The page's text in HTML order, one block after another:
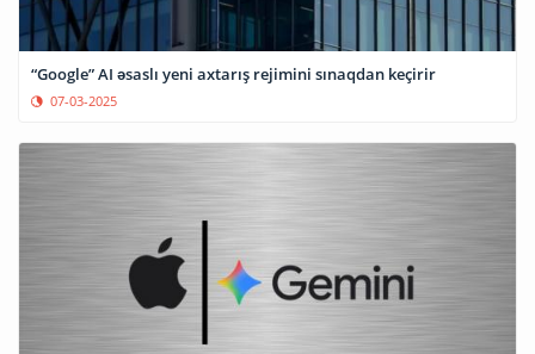
“Google” AI əsaslı yeni axtarış rejimini sınaqdan keçirir
07-03-2025